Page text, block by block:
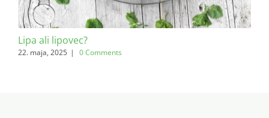
Lipa ali lipovec?
22. maja, 2025 | 0 Comments